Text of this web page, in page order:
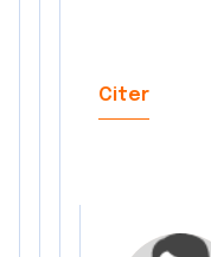
Citer